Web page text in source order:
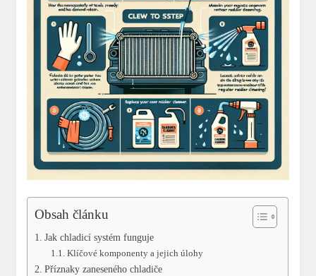
Obsah článku
Jak chladicí systém funguje
Klíčové komponenty a jejich úlohy
Příznaky zaneseného chladiče